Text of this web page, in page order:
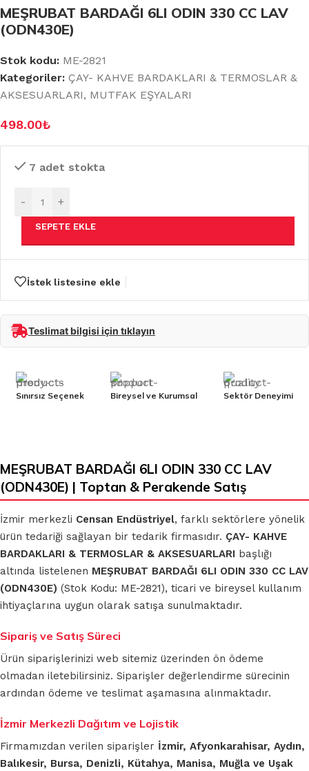
MEŞRUBAT BARDAĞI 6LI ODIN 330 CC LAV
(ODN430E)
Stok kodu: ME-2821
Kategoriler: ÇAY- KAHVE BARDAKLARI & TERMOSLAR &
AKSESUARLARI, MUTFAK EŞYALARI
498.00₺
7 adet stokta
- +
SEPETE EKLE
İstek listesine ekle
Teslimat bilgisi için tıklayın
Sınırsız Seçenek Bireysel ve Kurumsal Sektör Deneyimi
MEŞRUBAT BARDAĞI 6LI ODIN 330 CC LAV
(ODN430E) | Toptan & Perakende Satış
İzmir merkezli Censan Endüstriyel, farklı sektörlere yönelik
ürün tedariği sağlayan bir tedarik firmasıdır. ÇAY- KAHVE
BARDAKLARI & TERMOSLAR & AKSESUARLARI başlığı
altında listelenen MEŞRUBAT BARDAĞI 6LI ODIN 330 CC LAV
(ODN430E) (Stok Kodu: ME-2821), ticari ve bireysel kullanım
ihtiyaçlarına uygun olarak satışa sunulmaktadır.
Sipariş ve Satış Süreci
Ürün siparişlerinizi web sitemiz üzerinden ön ödeme
olmadan iletebilirsiniz. Siparişler değerlendirme sürecinin
ardından ödeme ve teslimat aşamasına alınmaktadır.
İzmir Merkezli Dağıtım ve Lojistik
Firmamızdan verilen siparişler İzmir, Afyonkarahisar, Aydın,
Balıkesir, Bursa, Denizli, Kütahya, Manisa, Muğla ve Uşak